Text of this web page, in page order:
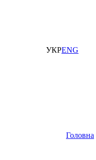
УКРENG
Головна